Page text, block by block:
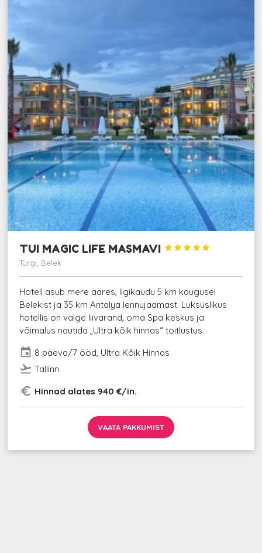
TUI MAGIC LIFE MASMAVI 




Türgi, Belek
Hotell asub mere ääres, ligikaudu 5 km kaugusel
Belekist ja 35 km Antalya lennujaamast. Luksuslikus
hotellis on valge liivarand, oma Spa keskus ja
võimalus nautida „Ultra kõik hinnas“ toitlustus.
event 8 päeva/7 ööd, Ultra Kõik Hinnas
flight_takeoff Tallinn
euro_symbol Hinnad alates 940 €/in.
VAATA PAKKUMIST